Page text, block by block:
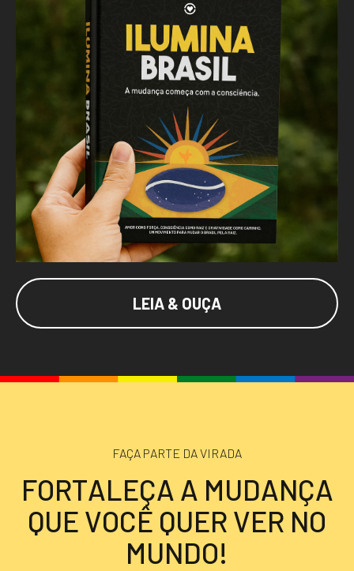
LEIA & OUÇA
FAÇA PARTE DA VIRADA
FORTALEÇA A MUDANÇA
QUE VOCÊ QUER VER NO
MUNDO!